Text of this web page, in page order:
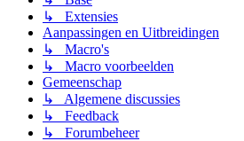
↳ Extensies
Aanpassingen en Uitbreidingen
↳ Macro's
↳ Macro voorbeelden
Gemeenschap
↳ Algemene discussies
↳ Feedback
↳ Forumbeheer